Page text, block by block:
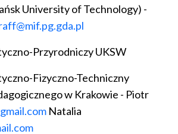
University of Technology) -
Przyrodniczy UKSW
Fizyczno-Techniczny
w Krakowie - Piotr
Natalia